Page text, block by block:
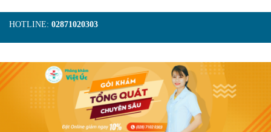
HOTLINE: 02871020303
TRANG CHỦ
GIỚI THIỆU
TIN TỨC
DỊCH VỤ
GÓI KHÁM
HÌNH ẢNH
LIÊN HỆ